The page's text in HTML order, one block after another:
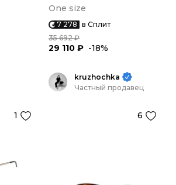
One size
7 278 в Сплит
35 692 ₽
29 110 ₽ -18%
1
kruzhochka
Частный продавец
6